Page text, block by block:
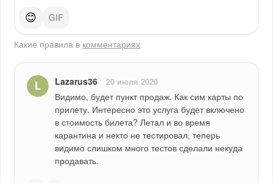
😊
Какие правила в комментариях
Lazarus36 20 июля 2020
Видимо, будет пункт продаж. Как сим карты по
прилету. Интересно это услуга будет включено
в стоимость билета? Летал и во время
карантина и некто не тестировал, теперь
видимо слишком много тестов сделали некуда
продавать.